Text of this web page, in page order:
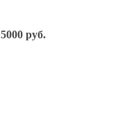
руб.